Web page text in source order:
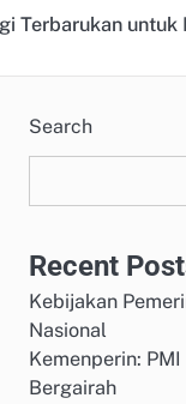
Terbarukan untuk
Search
Recent
Kebijakan
Nasional
Kemenperin:
Bergairah